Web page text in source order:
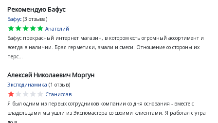
Рекомендую Бафус
Бафус (3 отзыва)
star
star
star
star
star
Анатолий
Бафус прекрасный интернет магазин, в котором есть огромный ассортимент и
всегда в наличии. Брал герметики, эмали и смеси. Отношение со стороны их
перс...
Алексей Николаевич Моргун
Эксподинамика (1 отзыв)
star
star
star
star
star
Станислав
Я был одним из первых сотрудников компании со дня основания - вместе с
владельцами мы ушли из Экспомастера со своими клиентами. Я работал с утра